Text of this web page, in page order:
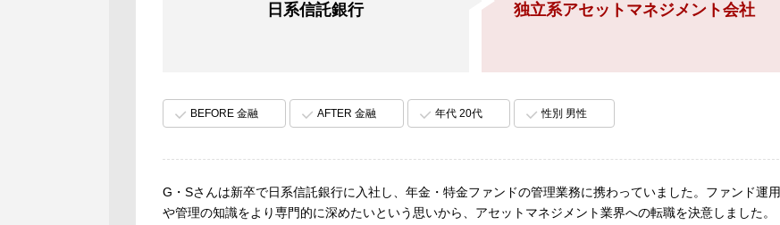
日系信託銀行 独立系アセットマネジメント会社
BEFORE 金融 AFTER 金融 年代 20代 性別 男性
G・Sさんは新卒で日系信託銀行に入社し、年金・特金ファンドの管理業務に携わっていました。ファンド運用
や管理の知識をより専門的に深めたいという思いから、アセットマネジメント業界への転職を決意しました。